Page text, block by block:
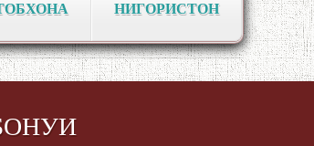
НИГОРИСТОН
навқаламон бо Муъмин
Mumyin Kanoat